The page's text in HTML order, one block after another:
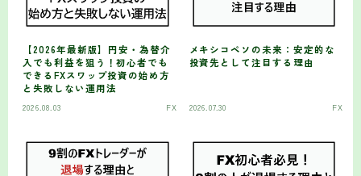
【2026年最新版】円安・為替介
入でも利益を狙う！初心者でも
できるFXスワップ投資の始め方
と失敗しない運用法
2026.08.03 FX
メキシコペソの未来：安定的な
投資先として注目する理由
2026.07.30 FX